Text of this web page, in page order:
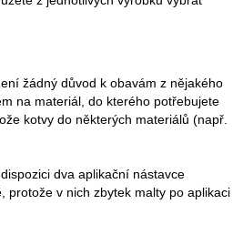
žádný důvod k obavám z nějakého
na materiál, do kterého potřebujete
kotvy do některých materiálů (např.
dva aplikační nástavce
protože v nich zbytek malty po aplikaci